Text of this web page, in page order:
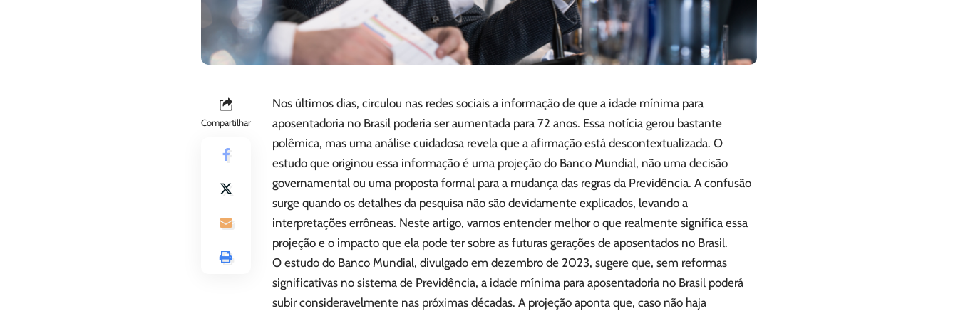
Compartilhar
Nos últimos dias, circulou nas redes sociais a informação de que a idade mínima para
aposentadoria no Brasil poderia ser aumentada para 72 anos. Essa notícia gerou bastante
polêmica, mas uma análise cuidadosa revela que a afirmação está descontextualizada. O
estudo que originou essa informação é uma projeção do Banco Mundial, não uma decisão
governamental ou uma proposta formal para a mudança das regras da Previdência. A confusão
surge quando os detalhes da pesquisa não são devidamente explicados, levando a
interpretações errôneas. Neste artigo, vamos entender melhor o que realmente significa essa
projeção e o impacto que ela pode ter sobre as futuras gerações de aposentados no Brasil.
O estudo do Banco Mundial, divulgado em dezembro de 2023, sugere que, sem reformas
significativas no sistema de Previdência, a idade mínima para aposentadoria no Brasil poderá
subir consideravelmente nas próximas décadas. A projeção aponta que, caso não haja